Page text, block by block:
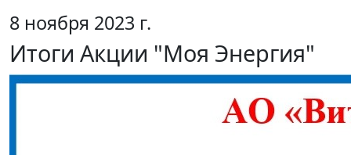
8 ноября 2023 г.
Итоги Акции "Моя Энергия"